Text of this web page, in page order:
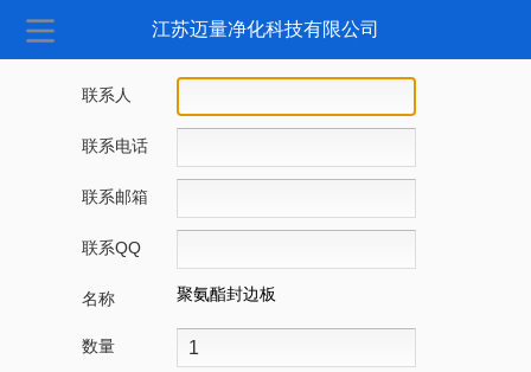
江苏迈量净化科技有限公司
联系人
联系电话
联系邮箱
联系QQ
名称 聚氨酯封边板
数量